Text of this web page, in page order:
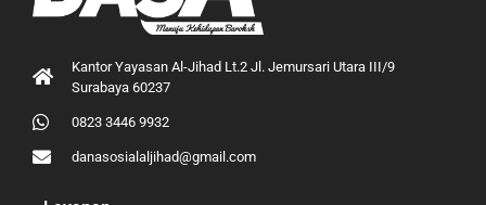
Kantor Yayasan Al-Jihad Lt.2 Jl. Jemursari Utara III/9
Surabaya 60237
0823 3446 9932
danasosialaljihad@gmail.com